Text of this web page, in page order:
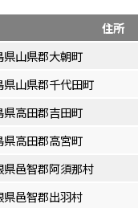
住所
県山県郡大朝町
県山県郡千代田町
県高田郡吉田町
県高田郡高宮町
県邑智郡阿須那村
県邑智郡出羽村